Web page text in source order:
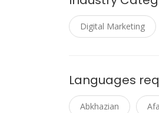
Digital Marketing
Languages
Abkhazian